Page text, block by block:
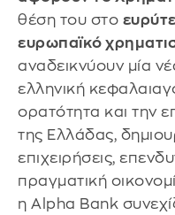
θέση του στο
ευρωπαϊκό
αναδεικνύουν μία
ελληνική
ορατότητα και την
της Ελλάδας,
επιχειρήσεις,
πραγματική
η Alpha Bank